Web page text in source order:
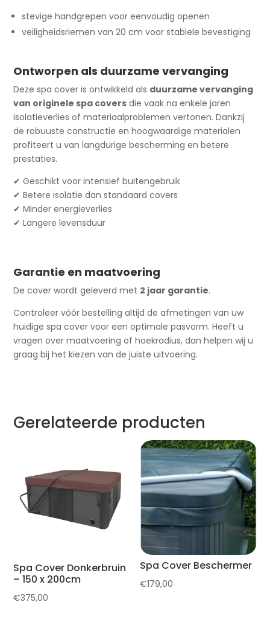
stevige handgrepen voor eenvoudig openen
veiligheidsriemen van 20 cm voor stabiele bevestiging
Ontworpen als duurzame vervanging
Deze spa cover is ontwikkeld als duurzame vervanging
van originele spa covers die vaak na enkele jaren
isolatieverlies of materiaalproblemen vertonen. Dankzij
de robuuste constructie en hoogwaardige materialen
profiteert u van langdurige bescherming en betere
prestaties.
✔ Geschikt voor intensief buitengebruik
✔ Betere isolatie dan standaard covers
✔ Minder energieverlies
✔ Langere levensduur
Garantie en maatvoering
De cover wordt geleverd met 2 jaar garantie.
Controleer vóór bestelling altijd de afmetingen van uw
huidige spa cover voor een optimale pasvorm. Heeft u
vragen over maatvoering of hoekradius, dan helpen wij u
graag bij het kiezen van de juiste uitvoering.
Gerelateerde producten
Spa Cover Donkerbruin
– 150 x 200cm
€375,00
Spa Cover Beschermer
€179,00